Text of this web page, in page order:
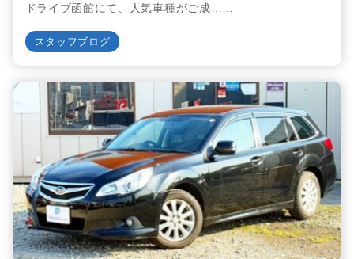
ドライブ函館にて、人気車種がご成……
スタッフブログ